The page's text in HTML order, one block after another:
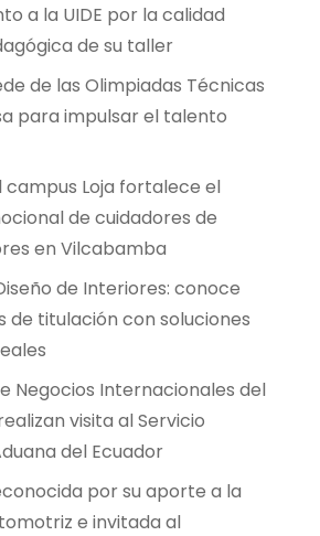
a la UIDE por la calidad
de su taller
de las Olimpiadas Técnicas
para impulsar el talento
Loja fortalece el
de cuidadores de
en Vilcabamba
de Interiores: conoce
de titulación con soluciones
Negocios Internacionales del
visita al Servicio
del Ecuador
por su aporte a la
e invitada al